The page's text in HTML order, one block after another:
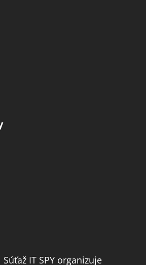
IT SPY organizuje